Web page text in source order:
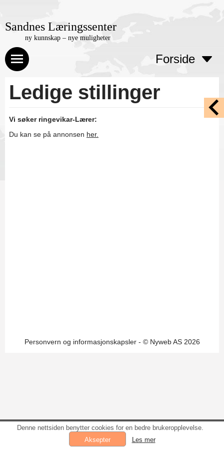
Sandnes Læringssenter
ny kunnskap – nye muligheter
Forside
Ledige stillinger
Vi søker ringevikar-Lærer:
Du kan se på annonsen her.
Personvern og informasjonskapsler- © Nyweb AS 2026
Denne nettsiden benytter cookies for en bedre brukeropplevelse.
Les mer